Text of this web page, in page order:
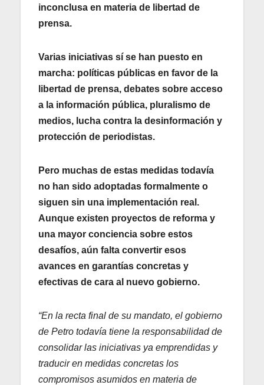
inconclusa en materia de libertad de
prensa.
Varias iniciativas sí se han puesto en
marcha: políticas públicas en favor de la
libertad de prensa, debates sobre acceso
a la información pública, pluralismo de
medios, lucha contra la desinformación y
protección de periodistas.
Pero muchas de estas medidas todavía
no han sido adoptadas formalmente o
siguen sin una implementación real.
Aunque existen proyectos de reforma y
una mayor conciencia sobre estos
desafíos, aún falta convertir esos
avances en garantías concretas y
efectivas de cara al nuevo gobierno.
“En la recta final de su mandato, el gobierno
de Petro todavía tiene la responsabilidad de
consolidar las iniciativas ya emprendidas y
traducir en medidas concretas los
compromisos asumidos en materia de